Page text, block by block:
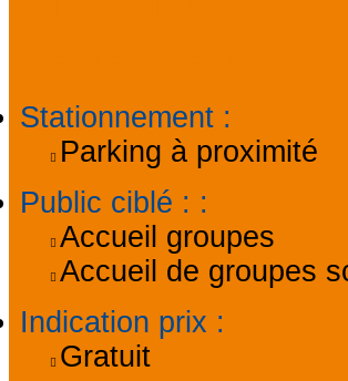
Stationnement :
Parking à proximité
Public ciblé : :
Accueil groupes
Accueil de groupes
Indication prix :
Gratuit